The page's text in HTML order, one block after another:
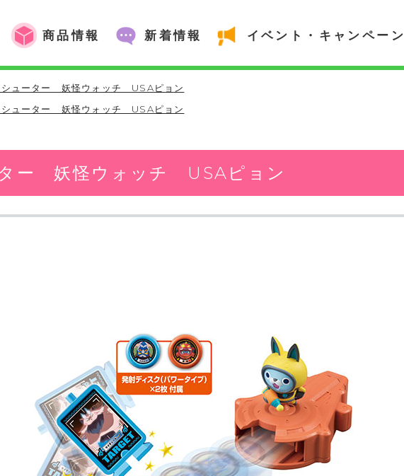
商品情報 新着情報 イベント・キャンペーン
シューター 妖怪ウォッチ USAピョン
シューター 妖怪ウォッチ USAピョン
ー 妖怪ウォッチ USAピョン